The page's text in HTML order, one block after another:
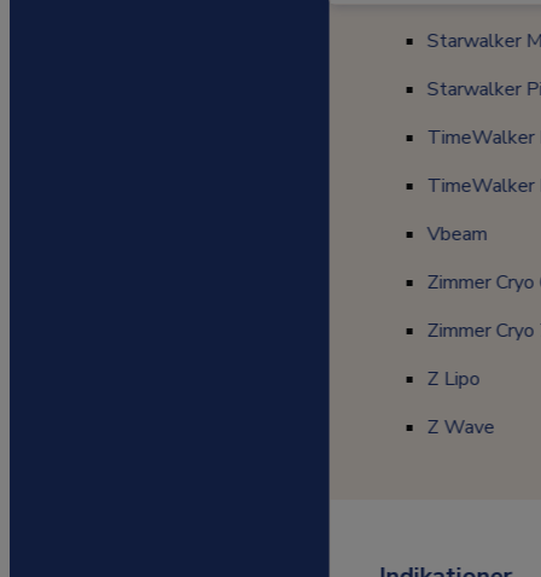
Starwalker
Starwalker
TimeWalker
TimeWalker
Vbeam
Zimmer Cryo
Zimmer Cryo
Z Lipo
Z Wave
SkyPulse
Starwalker
Starwalker
TimeWalker
TimeWalker
Vbeam
Zimmer Cryo
Zimmer Cryo 7
Z Lipo